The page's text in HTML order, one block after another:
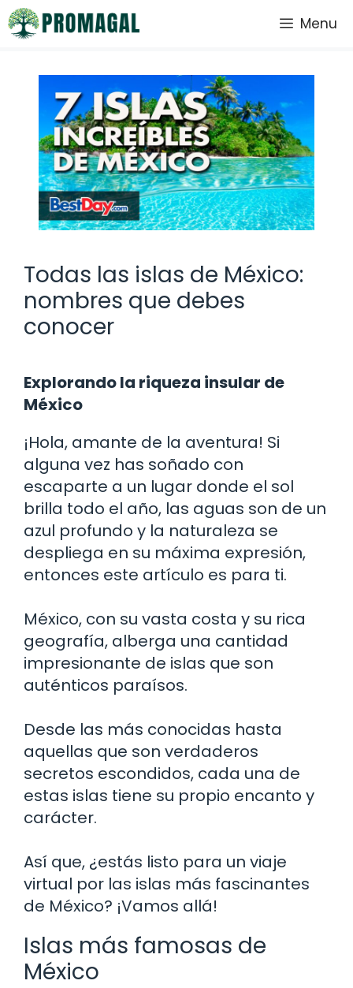
Saltar
al
Menu
Todas las islas de México:
nombres que debes
conocer
Explorando la riqueza insular de
México
¡Hola, amante de la aventura! Si
alguna vez has soñado con
escaparte a un lugar donde el sol
brilla todo el año, las aguas son de un
azul profundo y la naturaleza se
despliega en su máxima expresión,
entonces este artículo es para ti.
México, con su vasta costa y su rica
geografía, alberga una cantidad
impresionante de islas que son
auténticos paraísos.
Desde las más conocidas hasta
aquellas que son verdaderos
secretos escondidos, cada una de
estas islas tiene su propio encanto y
carácter.
Así que, ¿estás listo para un viaje
virtual por las islas más fascinantes
de México? ¡Vamos allá!
Islas más famosas de
México